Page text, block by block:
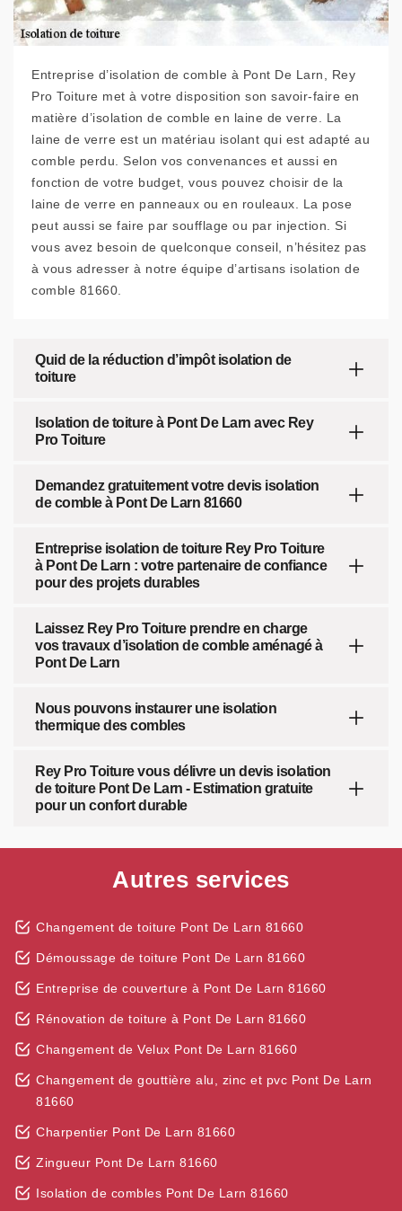
Entreprise d’isolation de comble à Pont De Larn, Rey
Pro Toiture met à votre disposition son savoir-faire en
matière d’isolation de comble en laine de verre. La
laine de verre est un matériau isolant qui est adapté au
comble perdu. Selon vos convenances et aussi en
fonction de votre budget, vous pouvez choisir de la
laine de verre en panneaux ou en rouleaux. La pose
peut aussi se faire par soufflage ou par injection. Si
vous avez besoin de quelconque conseil, n’hésitez pas
à vous adresser à notre équipe d’artisans isolation de
comble 81660.
Quid de la réduction d’impôt isolation de
toiture
Isolation de toiture à Pont De Larn avec Rey
Pro Toiture
Demandez gratuitement votre devis isolation
de comble à Pont De Larn 81660
Entreprise isolation de toiture Rey Pro Toiture
à Pont De Larn : votre partenaire de confiance
pour des projets durables
Laissez Rey Pro Toiture prendre en charge
vos travaux d’isolation de comble aménagé à
Pont De Larn
Nous pouvons instaurer une isolation
thermique des combles
Rey Pro Toiture vous délivre un devis isolation
de toiture Pont De Larn - Estimation gratuite
pour un confort durable
Autres services
Changement de toiture Pont De Larn 81660
Démoussage de toiture Pont De Larn 81660
Entreprise de couverture à Pont De Larn 81660
Rénovation de toiture à Pont De Larn 81660
Changement de Velux Pont De Larn 81660
Changement de gouttière alu, zinc et pvc Pont De Larn
81660
Charpentier Pont De Larn 81660
Zingueur Pont De Larn 81660
Isolation de combles Pont De Larn 81660